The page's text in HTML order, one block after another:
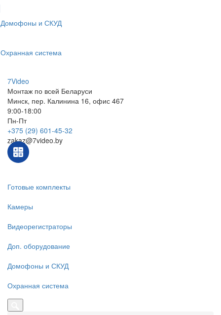
Домофоны и СКУД
Охранная система
7Video
Монтаж по всей Беларуси
Минск, пер. Калинина 16, офис 467
9:00-18:00
Пн-Пт
+375 (29) 601-45-32
zakaz@7video.by
Готовые комплекты
Камеры
Видеорегистраторы
Доп. оборудование
Домофоны и СКУД
Охранная система